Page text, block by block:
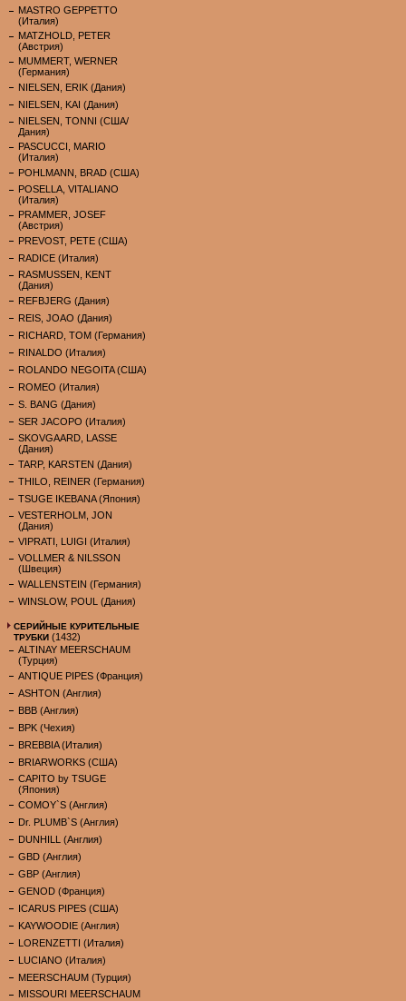
MASTRO GEPPETTO
(Италия)
MATZHOLD, PETER
(Австрия)
MUMMERT, WERNER
(Германия)
NIELSEN, ERIK (Дания)
NIELSEN, KAI (Дания)
NIELSEN, TONNI (США/
Дания)
PASCUCCI, MARIO
(Италия)
POHLMANN, BRAD (США)
POSELLA, VITALIANO
(Италия)
PRAMMER, JOSEF
(Австрия)
PREVOST, PETE (США)
RADICE (Италия)
RASMUSSEN, KENT
(Дания)
REFBJERG (Дания)
REIS, JOAO (Дания)
RICHARD, TOM (Германия)
RINALDO (Италия)
ROLANDO NEGOITA (США)
ROMEO (Италия)
S. BANG (Дания)
SER JACOPO (Италия)
SKOVGAARD, LASSE
(Дания)
TARP, KARSTEN (Дания)
THILO, REINER (Германия)
TSUGE IKEBANA (Япония)
VESTERHOLM, JON
(Дания)
VIPRATI, LUIGI (Италия)
VOLLMER & NILSSON
(Швеция)
WALLENSTEIN (Германия)
WINSLOW, POUL (Дания)
СЕРИЙНЫЕ КУРИТЕЛЬНЫЕ
ТРУБКИ (1432)
ALTINAY MEERSCHAUM
(Турция)
ANTIQUE PIPES (Франция)
ASHTON (Англия)
BBB (Англия)
BPK (Чехия)
BREBBIA (Италия)
BRIARWORKS (США)
CAPITO by TSUGE
(Япония)
COMOY`S (Англия)
Dr. PLUMB`S (Англия)
DUNHILL (Англия)
GBD (Англия)
GBP (Англия)
GENOD (Франция)
ICARUS PIPES (США)
KAYWOODIE (Англия)
LORENZETTI (Италия)
LUCIANO (Италия)
MEERSCHAUM (Турция)
MISSOURI MEERSCHAUM